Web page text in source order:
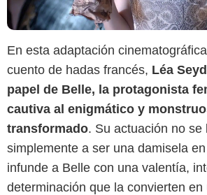
En esta adaptación
cuento de hadas francés, Léa
papel de Belle, la protagonista
cautiva al enigmático y
transformado. Su actuación no se
simplemente a ser una damisela
infunde a Belle con una valentía,
determinación que la convierten en